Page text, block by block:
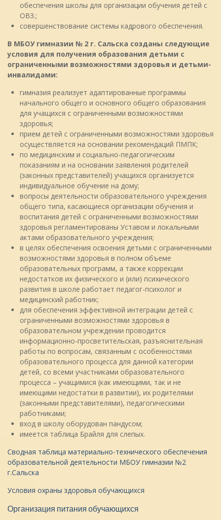
обеспечения школы для организации обучения детей с
ОВЗ.;
совершенствование системы кадрового обеспечения.
В МБОУ гимназии № 2 г. Сальска созданы следующие
условия для получения образования детьми с
ограниченными возможностями здоровья и детьми-
инвалидами:
гимназия реализует адаптированные программы
начального общего и основного общего образования
для учащихся с ограниченными возможностями
здоровья;
прием детей с ограниченными возможностями здоровья
осуществляется на основании рекомендаций ПМПК;
по медицинским и социально-педагогическим
показаниям и на основании заявления родителей
(законных представителей) учащихся организуется
индивидуальное обучение на дому;
вопросы деятельности образовательного учреждения
общего типа, касающиеся организации обучения и
воспитания детей с ограниченными возможностями
здоровья регламентированы Уставом и локальными
актами образовательного учреждения;
в целях обеспечения освоения детьми с ограниченными
возможностями здоровья в полном объеме
образовательных программ, а также коррекции
недостатков их физического и (или) психического
развития в школе работает педагог-психолог и
медицинский работник;
для обеспечения эффективной интеграции детей с
ограниченными возможностями здоровья в
образовательном учреждении проводится
информационно-просветительская, разъяснительная
работы по вопросам, связанным с особенностями
образовательного процесса для данной категории
детей, со всеми участниками образовательного
процесса – учащимися (как имеющими, так и не
имеющими недостатки в развитии), их родителями
(законными представителями), педагогическими
работниками;
вход в школу оборудован пандусом;
имеется таблица Брайля для слепых.
Сводная таблица материально-технического обеспечения
образовательной деятельности МБОУ гимназии №2
г.Сальска
Условия охраны здоровья обучающихся
Организация питания обучающихся